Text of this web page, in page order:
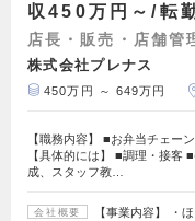
収450万円～/転
店長・販売・店舗管
株式会社プレナス
450万円 ～ 649万円
【職務内容】 ■お弁当チェー
【具体的には】 ■調理・接客
成、スタッフ教…
会社概要
【事業内容】 ・